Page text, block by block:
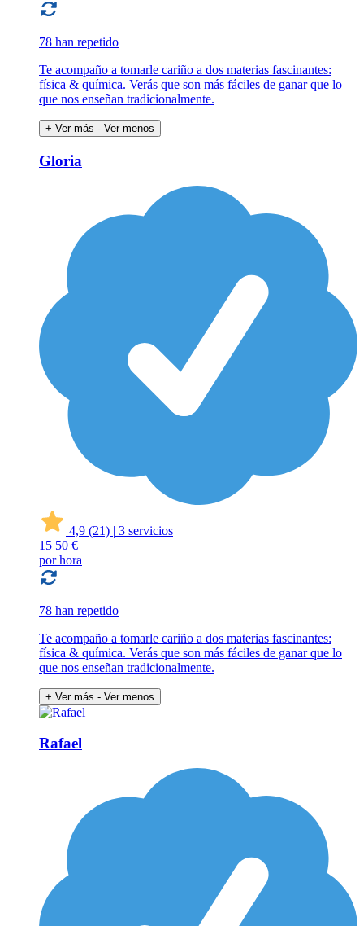
78 han repetido
Te acompaño a tomarle cariño a dos materias fascinantes:
física & química. Verás que son más fáciles de ganar que lo
que nos enseñan tradicionalmente.
+ Ver más - Ver menos
Gloria
4,9 (21) | 3 servicios
15 50 €
por hora
78 han repetido
Te acompaño a tomarle cariño a dos materias fascinantes:
física & química. Verás que son más fáciles de ganar que lo
que nos enseñan tradicionalmente.
+ Ver más - Ver menos
Rafael